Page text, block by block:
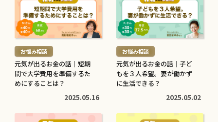
続
き
を
読
む
> 子育てに役立つ
高校生でも口座開設でき
意点をわかりやすく解説
続
き
を
読
む
> 住まいに役立つ
住宅ローン中に転職しても
意点・対処法を解説
き
を
読
む
> お悩み相談
元気が出るお金の話｜短期
間で大学費用を準備するた
めにすることは？
2025.05.16
き
を
読
む
> お悩み相談
元気が出るお金の話｜子ど
もを３人希望。妻が働かず
に生活できる？
2025.05.02